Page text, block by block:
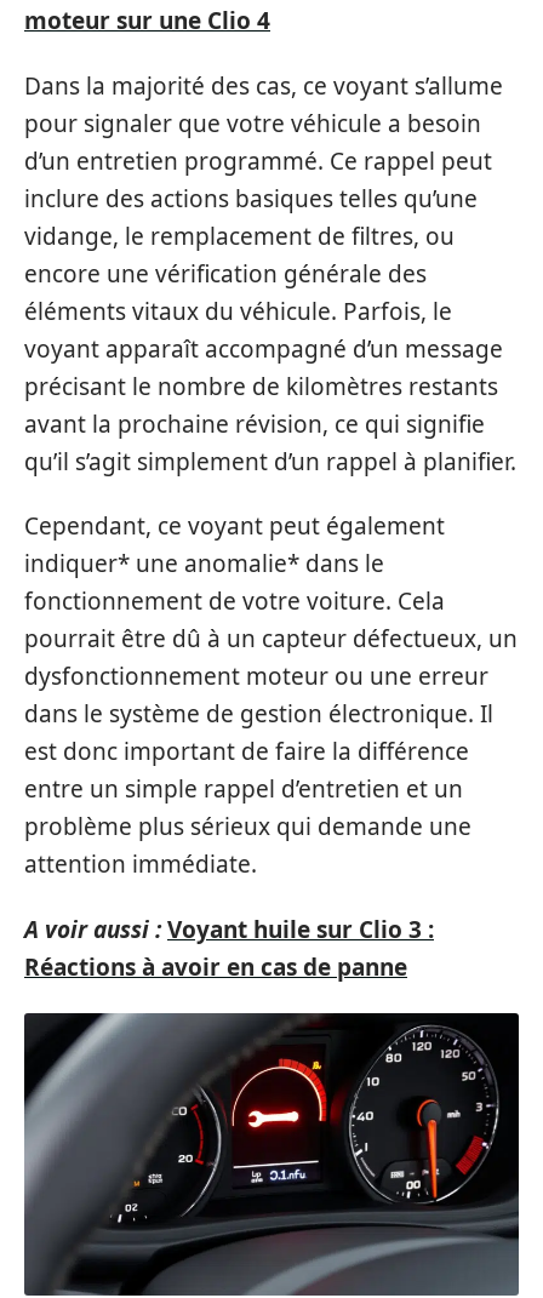
moteur sur une Clio 4
Dans la majorité des cas, ce voyant s’allume
pour signaler que votre véhicule a besoin
d’un entretien programmé. Ce rappel peut
inclure des actions basiques telles qu’une
vidange, le remplacement de filtres, ou
encore une vérification générale des
éléments vitaux du véhicule. Parfois, le
voyant apparaît accompagné d’un message
précisant le nombre de kilomètres restants
avant la prochaine révision, ce qui signifie
qu’il s’agit simplement d’un rappel à planifier.
Cependant, ce voyant peut également
indiquer* une anomalie* dans le
fonctionnement de votre voiture. Cela
pourrait être dû à un capteur défectueux, un
dysfonctionnement moteur ou une erreur
dans le système de gestion électronique. Il
est donc important de faire la différence
entre un simple rappel d’entretien et un
problème plus sérieux qui demande une
attention immédiate.
A voir aussi :Voyant huile sur Clio 3 :
Réactions à avoir en cas de panne